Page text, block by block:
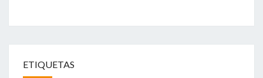
ETIQUETAS